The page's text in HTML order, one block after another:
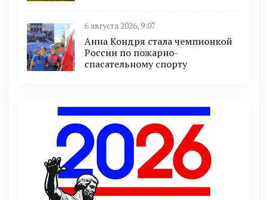
6 августа 2026, 9:07
Анна Кондря стала чемпионкой
России по пожарно-
спасательному спорту